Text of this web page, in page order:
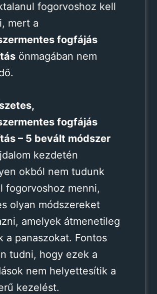
fogorvoshoz kell
mert a
fogfájás
önmagában nem
fogfájás
– 5 bevált módszer
kezdetén
okból nem tudunk
fogorvoshoz menni,
olyan módszereket
amelyek átmenetileg
a panaszokat. Fontos
tudni, hogy ezek a
nem helyettesítik a
kezelést.